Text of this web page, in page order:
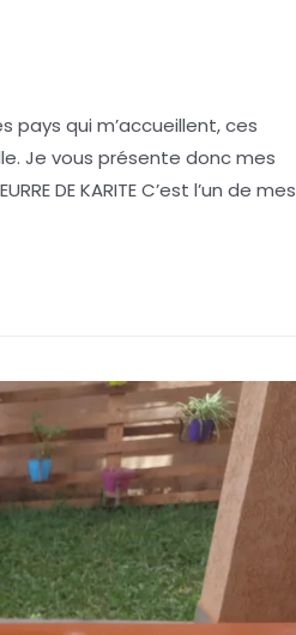
pays qui m’accueillent, ces
Je vous présente donc mes
DE KARITE C’est l’un de mes